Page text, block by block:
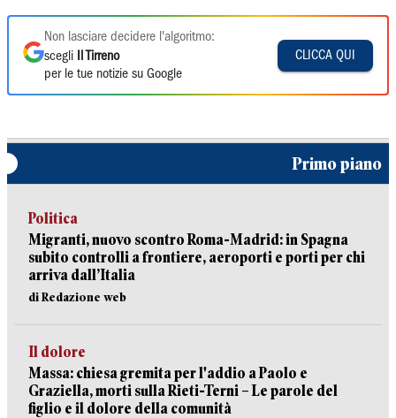
Non lasciare decidere l'algoritmo:
scegli
Il Tirreno
per le tue notizie su Google
CLICCA QUI
Primo piano
Politica
Migranti, nuovo scontro Roma-Madrid: in Spagna
subito controlli a frontiere, aeroporti e porti per chi
arriva dall’Italia
di Redazione web
Il dolore
Massa: chiesa gremita per l'addio a Paolo e
Graziella, morti sulla Rieti-Terni – Le parole del
figlio e il dolore della comunità